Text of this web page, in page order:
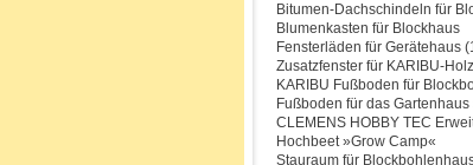
Bitumen-Dachschindeln für
Blumenkasten für Blockhaus
Fensterläden für Gerätehaus
Zusatzfenster für KARIBU-
KARIBU Fußboden für
Fußboden für das
CLEMENS HOBBY TEC
Hochbeet »Grow Camp«
Stauraum für